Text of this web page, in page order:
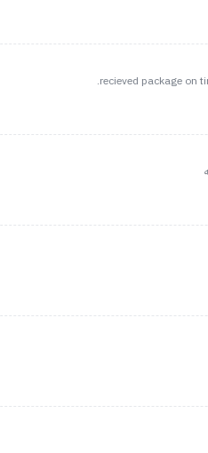
recieved package on